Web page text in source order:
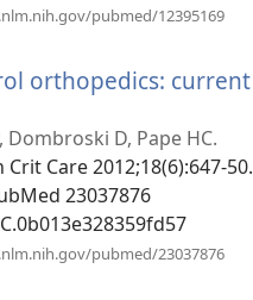
pubmed/12395169
orthopedics: current
Dombroski D, Pape HC.
Crit Care 2012;18(6):647-50.
23037876
pubmed/23037876